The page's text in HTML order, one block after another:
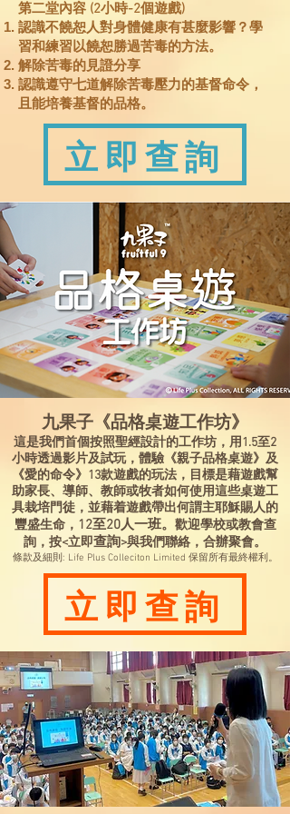
第二堂內容 (2小時-2個遊戲)
認識不饒恕人對身體健康有甚麼影響？學
習和練習以饒恕勝過苦毒的方法。
解除苦毒的見證分享
認識遵守七道解除苦毒壓力的基督命令，
且能培養基督的品格。
立即查詢
九果子 《品格桌遊工作坊》
這是我們首個按照聖經設計的工作坊，用1.5至2
小時透過影片及試玩，體驗《親子品格桌遊》及
《愛的命令》13款遊戲的玩法，目標是藉遊戲幫
助家長、導師、教師或牧者如何使用這些桌遊工
具栽培門徒，並藉着遊戲帶出何謂主耶穌賜人的
豐盛生命， 12至20人一班。 歡迎學校或教會查
詢，按<立即查詢>與我們聯絡，合辦聚會。
條款及細則: Life Plus Colleciton Limited 保留所有最終權利。
立即查詢